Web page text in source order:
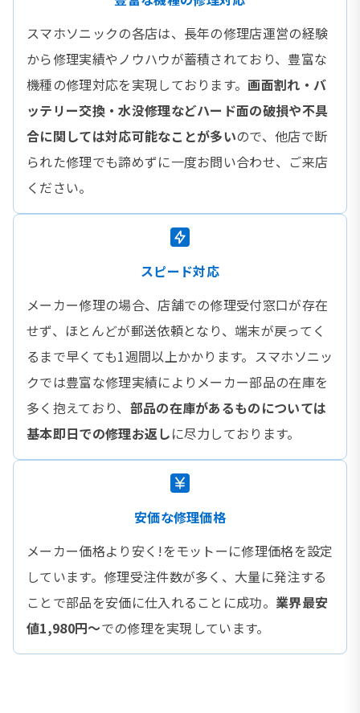
スマホソニックの各店は、長年の修理店運営の経験
から修理実績やノウハウが蓄積されており、豊富な
機種の修理対応を実現しております。画面割れ・バ
ッテリー交換・水没修理などハード面の破損や不具
合に関しては対応可能なことが多いので、他店で断
られた修理でも諦めずに一度お問い合わせ、ご来店
ください。
スピード対応
メーカー修理の場合、店舗での修理受付窓口が存在
せず、ほとんどが郵送依頼となり、端末が戻ってく
るまで早くても1週間以上かかります。スマホソニッ
クでは豊富な修理実績によりメーカー部品の在庫を
多く抱えており、 部品の在庫があるものについては
基本即日での修理お返しに尽力しております。
安価な修理価格
メーカー価格より安く!をモットーに修理価格を設定
しています。修理受注件数が多く、大量に発注する
ことで部品を安価に仕入れることに成功。 業界最安
値1,980円〜での修理を実現しています。